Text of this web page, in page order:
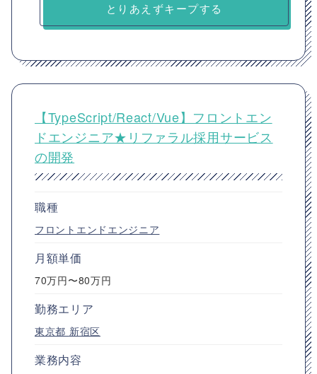
とりあえずキープする
【TypeScript/React/Vue】フロントエン
ドエンジニア★リファラル採用サービス
の開発
職種
フロントエンドエンジニア
月額単価
70万円〜80万円
勤務エリア
東京都 新宿区
業務内容